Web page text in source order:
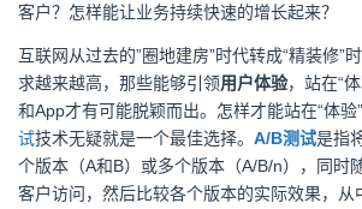
客户？怎样能让业务持续快速的增长起来？
互联网从过去的”圈地建房”时代转成“精装修”
求越来越高，那些能够引领用户体验，站在“
和App才有可能脱颖而出。怎样才能站在“体验
试技术无疑就是一个最佳选择。 A/B测试是指
个版本（A和B）或多个版本（A/B/n），同时
客户访问，然后比较各个版本的实际效果，从